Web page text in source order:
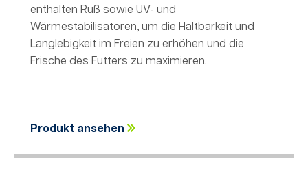
enthalten Ruß sowie UV- und
Wärmestabilisatoren, um die Haltbarkeit und
Langlebigkeit im Freien zu erhöhen und die
Frische des Futters zu maximieren.
Produkt ansehen